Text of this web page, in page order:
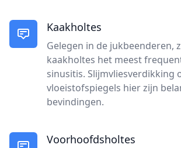
Kaakholtes
Gelegen in de jukbeenderen,
kaakholtes het meest
sinusitis. Slijmvliesverdikking
vloeistofspiegels hier zijn
bevindingen.
Voorhoofdsholtes